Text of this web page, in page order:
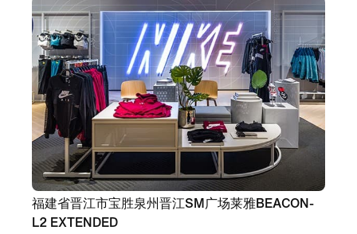
福建省晋江市宝胜泉州晋江SM广场莱雅BEACON-
L2 EXTENDED